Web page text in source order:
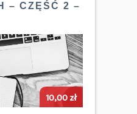
– CZĘŚĆ 2 –
10,00zł